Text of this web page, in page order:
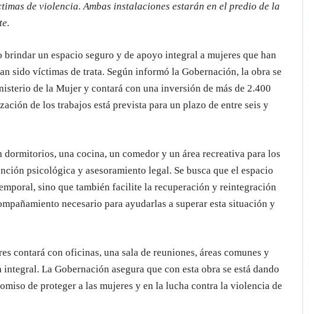
de violencia. Ambas instalaciones estarán en el predio de la
un espacio seguro y de apoyo integral a mujeres que han
sido víctimas de trata. Según informó la Gobernación, la obra se
de la Mujer y contará con una inversión de más de 2.400
de los trabajos está prevista para un plazo de entre seis y
dormitorios, una cocina, un comedor y un área recreativa para los
psicológica y asesoramiento legal. Se busca que el espacio
sino que también facilite la recuperación y reintegración
necesario para ayudarlas a superar esta situación y
contará con oficinas, una sala de reuniones, áreas comunes y
La Gobernación asegura que con esta obra se está dando
de proteger a las mujeres y en la lucha contra la violencia de